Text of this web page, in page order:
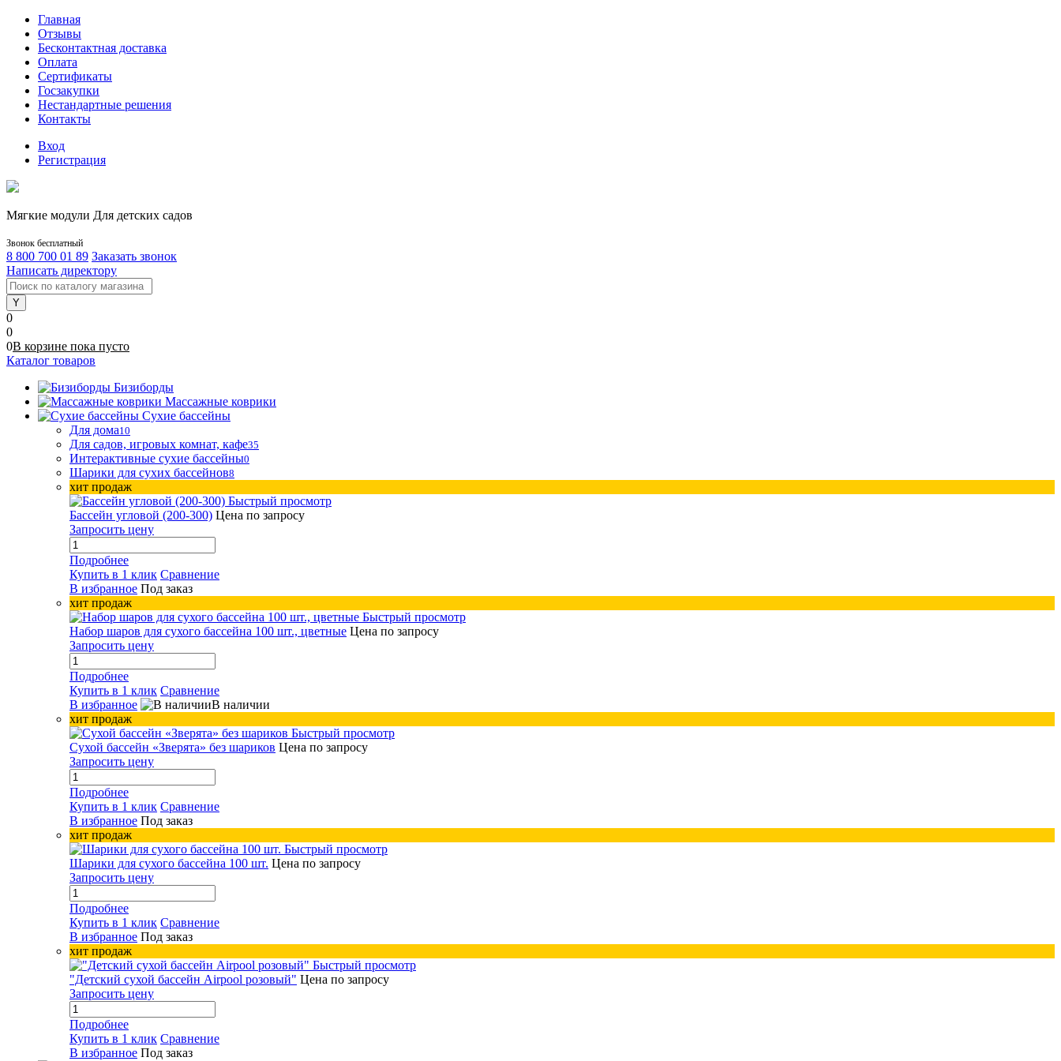
Главная
Отзывы
Бесконтактная доставка
Оплата
Сертификаты
Госзакупки
Нестандартные решения
Контакты
Вход
Регистрация
Мягкие модули Для детских садов
Звонок бесплатный
8 800 700 01 89 Заказать звонок
Написать директору
0
0
0В корзине пока пусто
Каталог товаров
Бизиборды
Массажные коврики
Сухие бассейны
Для дома10
Для садов, игровых комнат, кафе35
Интерактивные сухие бассейны0
Шарики для сухих бассейнов8
хит продаж
Быстрый просмотр
Бассейн угловой (200-300) Цена по запросу
Запросить цену
Подробнее
Купить в 1 клик Сравнение
В избранное Под заказ
хит продаж
Быстрый просмотр
Набор шаров для сухого бассейна 100 шт., цветные Цена по запросу
Запросить цену
Подробнее
Купить в 1 клик Сравнение
В избранное
В наличии
хит продаж
Быстрый просмотр
Сухой бассейн «Зверята» без шариков Цена по запросу
Запросить цену
Подробнее
Купить в 1 клик Сравнение
В избранное Под заказ
хит продаж
Быстрый просмотр
Шарики для сухого бассейна 100 шт. Цена по запросу
Запросить цену
Подробнее
Купить в 1 клик Сравнение
В избранное Под заказ
хит продаж
Быстрый просмотр
"Детский сухой бассейн Airpool розовый" Цена по запросу
Запросить цену
Подробнее
Купить в 1 клик Сравнение
В избранное Под заказ